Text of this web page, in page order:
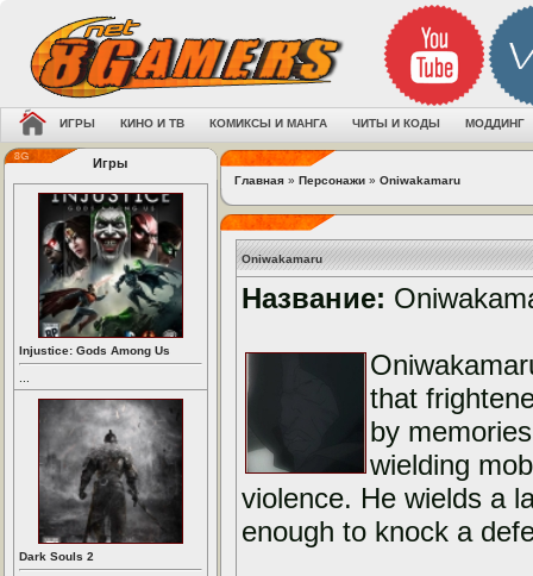
ИГРЫ КИНО И ТВ КОМИКСЫ И МАНГА ЧИТЫ И КОДЫ МОДДИНГ
Игры
Injustice: Gods Among Us
Dark Souls 2
Главная » Персонажи » Oniwakamaru
Oniwakamaru
Название:
that
by
wielding
violence. He wields a
enough to knock a